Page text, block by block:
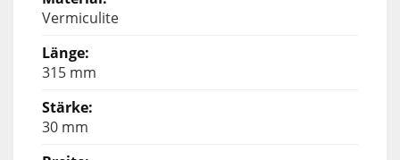
Vermiculite
315 mm
30 mm